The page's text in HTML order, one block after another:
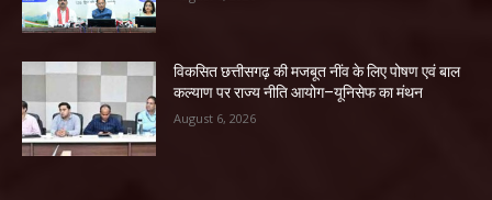
विकसित छत्तीसगढ़ की मजबूत नींव के लिए पोषण एवं बाल
कल्याण पर राज्य नीति आयोग–यूनिसेफ का मंथन
August 6, 2026